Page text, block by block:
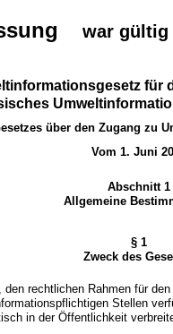
war gültig
für
über den Zugang zu
Vom 1. Juni
Abschnitt 1
Allgemeine
§ 1
Zweck des
rechtlichen Rahmen für
Stellen
in der Öffentlichkeit